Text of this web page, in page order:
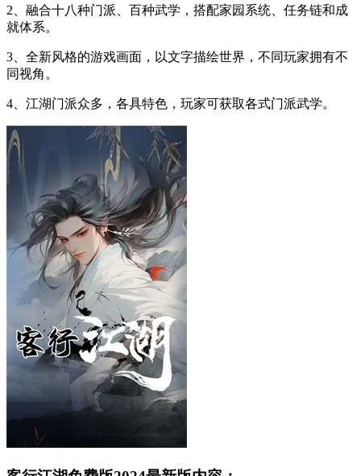
2、融合十八种门派、百种武学，搭配家园系统、任务链和成
就体系。
3、全新风格的游戏画面，以文字描绘世界，不同玩家拥有不
同视角。
4、江湖门派众多，各具特色，玩家可获取各式门派武学。